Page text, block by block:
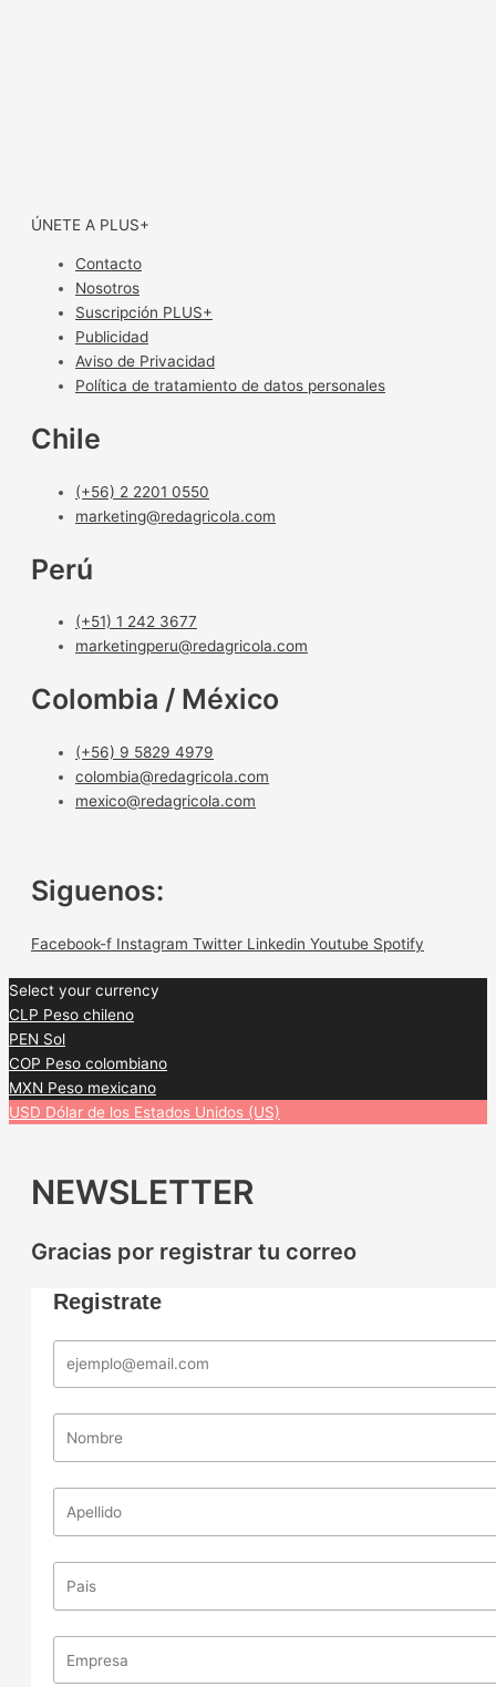
ÚNETE A PLUS+
Contacto
Nosotros
Suscripción PLUS+
Publicidad
Aviso de Privacidad
Política de tratamiento de datos personales
Chile
(+56) 2 2201 0550
marketing@redagricola.com
Perú
(+51) 1 242 3677
marketingperu@redagricola.com
Colombia / México
(+56) 9 5829 4979
colombia@redagricola.com
mexico@redagricola.com
Siguenos:
Facebook-f Instagram Twitter Linkedin Youtube Spotify
Select your currency
CLP Peso chileno
PEN Sol
COP Peso colombiano
MXN Peso mexicano
USD Dólar de los Estados Unidos (US)
NEWSLETTER
Gracias por registrar tu correo
Registrate